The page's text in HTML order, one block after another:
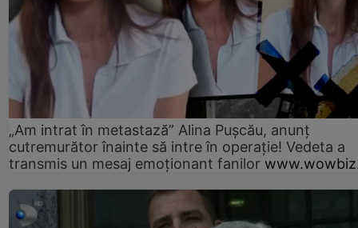
„Am intrat în metastază” Alina Pușcău, anunț
cutremurător înainte să intre în operație! Vedeta a
transmis un mesaj emoționant fanilor